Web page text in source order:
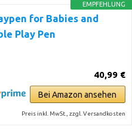
EMPFEHLUNG
for Babies and
Play Pen
40,99 €
Bei Amazon ansehen
Preis inkl. MwSt., zzgl. Versandkosten